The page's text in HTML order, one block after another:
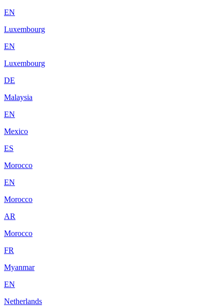
EN
Luxembourg
EN
Luxembourg
DE
Malaysia
EN
Mexico
ES
Morocco
EN
Morocco
AR
Morocco
FR
Myanmar
EN
Netherlands